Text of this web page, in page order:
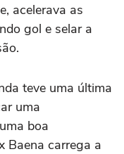
acelerava as
gol e selar a
teve uma última
uma
boa
Baena carrega a